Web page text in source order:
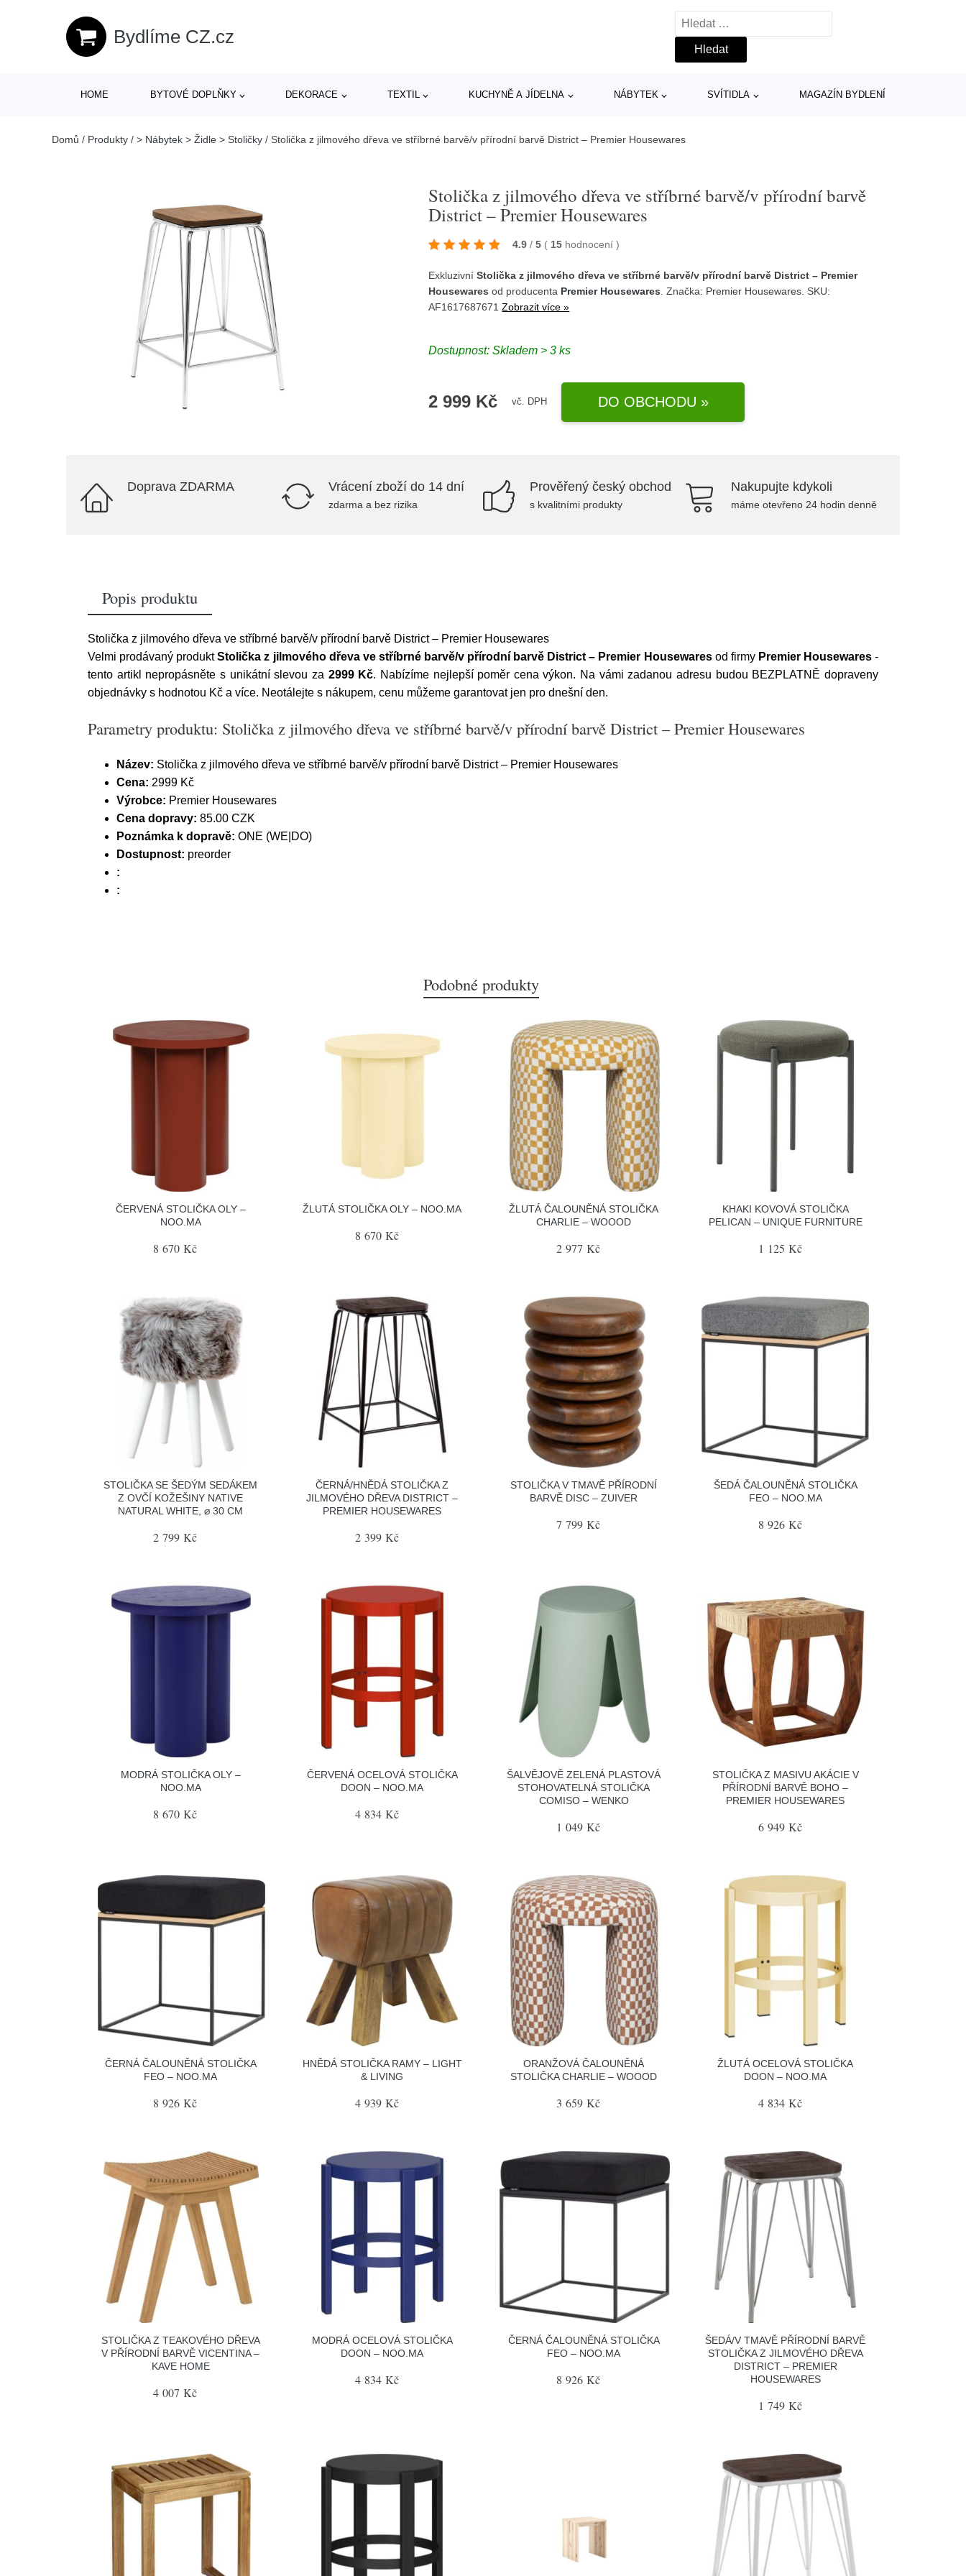
Bydlíme CZ.cz
Vyhledávání
HOME BYTOVÉ DOPLŇKY DEKORACE TEXTIL KUCHYNĚ A JÍDELNA NÁBYTEK SVÍTIDLA MAGAZÍN BYDLENÍ
Domů / Produkty / > Nábytek > Židle > Stoličky / Stolička z jilmového dřeva ve stříbrné barvě/v přírodní barvě District – Premier Housewares
Stolička z jilmového dřeva ve stříbrné barvě/v přírodní barvě
District – Premier Housewares
4.9 / 5 ( 15 hodnocení)
ExkluzivníStolička z jilmového dřeva ve stříbrné barvě/v přírodní barvě District – Premier
Housewares od producenta Premier Housewares . Značka: Premier Housewares . SKU:
AF1617687671Zobrazit více »
Dostupnost:Skladem > 3 ks
2 999 Kč vč. DPH DO OBCHODU »
Doprava ZDARMA Vrácení zboží do 14 dní
zdarma a bez rizika
Prověřený český obchod
s kvalitními produkty
Nakupujte kdykoli
máme otevřeno 24 hodin denně
Popis produktu
Stolička z jilmového dřeva ve stříbrné barvě/v přírodní barvě District – Premier Housewares
Velmi prodávaný produktStolička z jilmového dřeva ve stříbrné barvě/v přírodní barvě District – Premier Housewaresod firmy Premier Housewares-
tento artikl nepropásněte s unikátní slevou za 2999 Kč. Nabízíme nejlepší poměr cena výkon. Na vámi zadanou adresu budou BEZPLATNĚ dopraveny
objednávky s hodnotou Kč a více. Neotálejte s nákupem, cenu můžeme garantovat jen pro dnešní den.
Parametry produktu: Stolička z jilmového dřeva ve stříbrné barvě/v přírodní barvě District – Premier Housewares
Název: Stolička z jilmového dřeva ve stříbrné barvě/v přírodní barvě District – Premier Housewares
Cena: 2999 Kč
Výrobce: Premier Housewares
Cena dopravy: 85.00 CZK
Poznámka k dopravě: ONE (WE|DO)
Dostupnost: preorder
:
:
Podobné produkty
ČERVENÁ STOLIČKA OLY –
NOO.MA
8 670 Kč
ŽLUTÁ STOLIČKA OLY – NOO.MA
8 670 Kč
ŽLUTÁ ČALOUNĚNÁ STOLIČKA
CHARLIE – WOOOD
2 977 Kč
KHAKI KOVOVÁ STOLIČKA
PELICAN – UNIQUE FURNITURE
1 125 Kč
STOLIČKA SE ŠEDÝM SEDÁKEM
Z OVČÍ KOŽEŠINY NATIVE
NATURAL WHITE, ⌀ 30 CM
2 799 Kč
ČERNÁ/HNĚDÁ STOLIČKA Z
JILMOVÉHO DŘEVA DISTRICT –
PREMIER HOUSEWARES
2 399 Kč
STOLIČKA V TMAVĚ PŘÍRODNÍ
BARVĚ DISC – ZUIVER
7 799 Kč
ŠEDÁ ČALOUNĚNÁ STOLIČKA
FEO – NOO.MA
8 926 Kč
MODRÁ STOLIČKA OLY –
NOO.MA
8 670 Kč
ČERVENÁ OCELOVÁ STOLIČKA
DOON – NOO.MA
4 834 Kč
ŠALVĚJOVĚ ZELENÁ PLASTOVÁ
STOHOVATELNÁ STOLIČKA
COMISO – WENKO
1 049 Kč
STOLIČKA Z MASIVU AKÁCIE V
PŘÍRODNÍ BARVĚ BOHO –
PREMIER HOUSEWARES
6 949 Kč
ČERNÁ ČALOUNĚNÁ STOLIČKA
FEO – NOO.MA
8 926 Kč
HNĚDÁ STOLIČKA RAMY – LIGHT
& LIVING
4 939 Kč
ORANŽOVÁ ČALOUNĚNÁ
STOLIČKA CHARLIE – WOOOD
3 659 Kč
ŽLUTÁ OCELOVÁ STOLIČKA
DOON – NOO.MA
4 834 Kč
STOLIČKA Z TEAKOVÉHO DŘEVA
V PŘÍRODNÍ BARVĚ VICENTINA –
KAVE HOME
4 007 Kč
MODRÁ OCELOVÁ STOLIČKA
DOON – NOO.MA
4 834 Kč
ČERNÁ ČALOUNĚNÁ STOLIČKA
FEO – NOO.MA
8 926 Kč
ŠEDÁ/V TMAVĚ PŘÍRODNÍ BARVĚ
STOLIČKA Z JILMOVÉHO DŘEVA
DISTRICT – PREMIER
HOUSEWARES
1 749 Kč